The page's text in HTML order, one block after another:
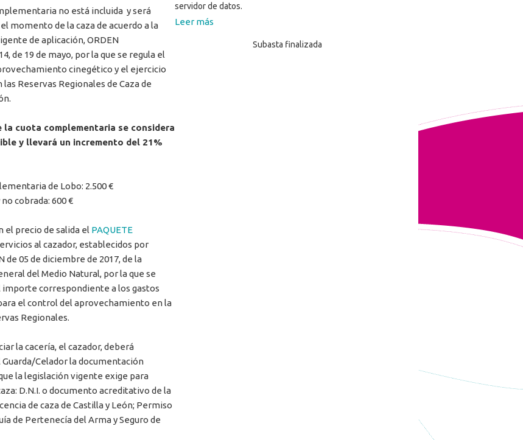
no está incluida y será
momento de la caza de acuerdo a la
de aplicación, ORDEN
de 19 de mayo, por la que se regula el
cinegético y el ejercicio
las Reservas Regionales de Caza de
la cuota complementaria se considera
y llevará un incremento del 21%
de Lobo: 2.500 €
cobrada: 600 €
el precio de salida el PAQUETE
al cazador, establecidos por
de 05 de diciembre de 2017, de la
del Medio Natural, por la que se
importe correspondiente a los gastos
el control del aprovechamiento en la
Regionales.
la cacería, el cazador, deberá
Celador la documentación
la legislación vigente exige para
D.N.I. o documento acreditativo de la
de caza de Castilla y León; Permiso
de Pertenecía del Arma y Seguro de
servidor de datos.
Leer más
Subasta finalizada